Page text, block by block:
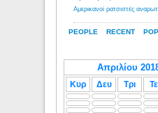
PEOPLE RECENT
Κυρ Δευ Τρι